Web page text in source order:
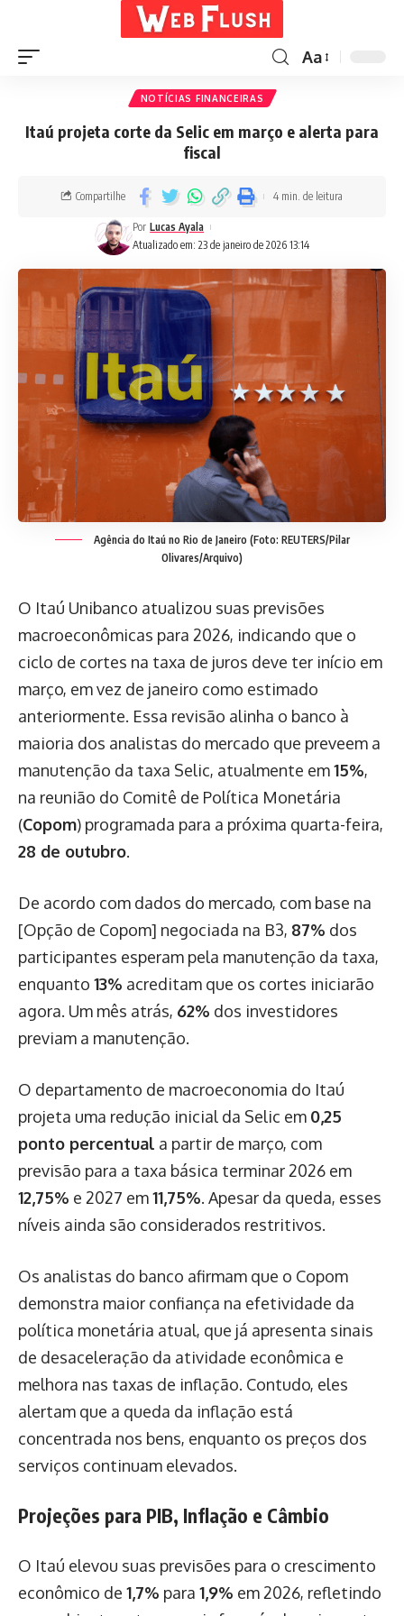
Aa
NOTÍCIAS FINANCEIRAS
Itaú projeta corte da Selic em março e alerta para
fiscal
Atualizado em: 23 de janeiro de 2026 13:14
Por Lucas Ayala
Compartilhe 4 min. de leitura
Agência do Itaú no Rio de Janeiro (Foto: REUTERS/Pilar
Olivares/Arquivo)
O Itaú Unibanco atualizou suas previsões
macroeconômicas para 2026, indicando que o
ciclo de cortes na taxa de juros deve ter início em
março, em vez de janeiro como estimado
anteriormente. Essa revisão alinha o banco à
maioria dos analistas do mercado que preveem a
manutenção da taxa Selic, atualmente em15%,
na reunião do Comitê de Política Monetária
(Copom) programada para a próxima quarta-feira,
28 de outubro.
De acordo com dados do mercado, com base na
[Opção de Copom] negociada na B3, 87% dos
participantes esperam pela manutenção da taxa,
enquanto 13% acreditam que os cortes iniciarão
agora. Um mês atrás, 62% dos investidores
previam a manutenção.
O departamento de macroeconomia do Itaú
projeta uma redução inicial da Selic em 0,25
ponto percentual a partir de março, com
previsão para a taxa básica terminar 2026 em
12,75% e 2027 em11,75%. Apesar da queda, esses
níveis ainda são considerados restritivos.
Os analistas do banco afirmam que o Copom
demonstra maior confiança na efetividade da
política monetária atual, que já apresenta sinais
de desaceleração da atividade econômica e
melhora nas taxas de inflação. Contudo, eles
alertam que a queda da inflação está
concentrada nos bens, enquanto os preços dos
serviços continuam elevados.
Projeções para PIB, Inflação e Câmbio
O Itaú elevou suas previsões para o crescimento
econômico de 1,7% para 1,9% em 2026, refletindo